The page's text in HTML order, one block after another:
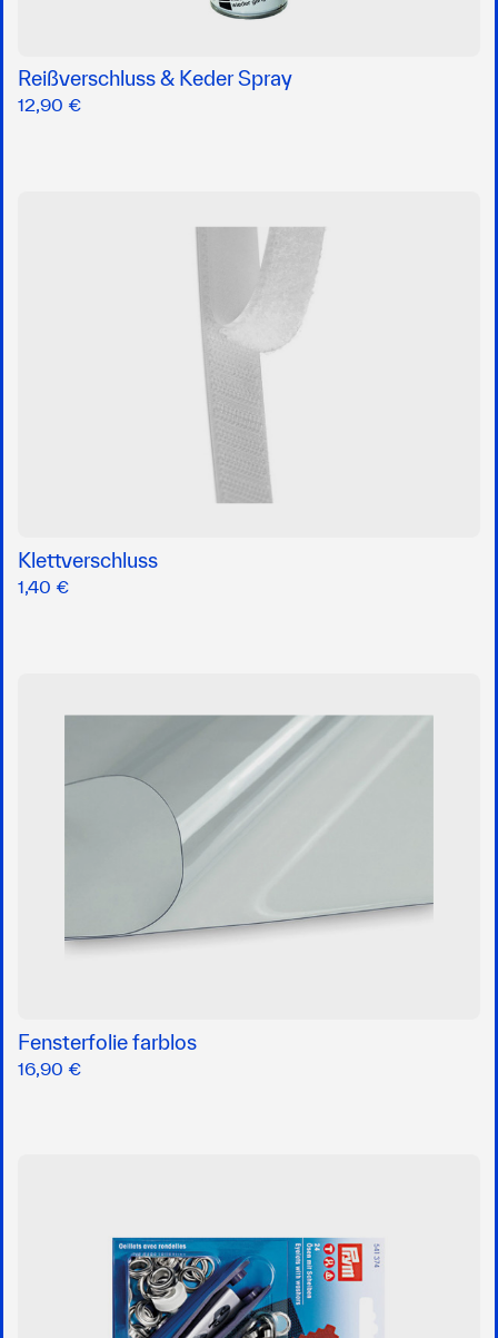
Reißverschluss & Keder Spray
12,90 €
Klettverschluss
1,40 €
Fensterfolie farblos
16,90 €